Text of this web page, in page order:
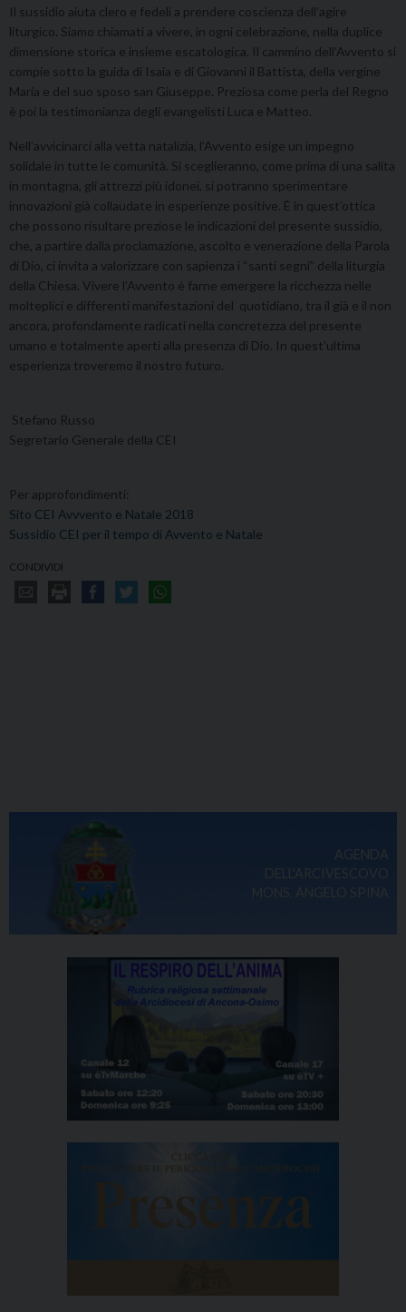
Il sussidio aiuta clero e fedeli a prendere coscienza dell’agire
liturgico. Siamo chiamati a vivere, in ogni celebrazione, nella duplice
dimensione storica e insieme escatologica. Il cammino dell’Avvento si
compie sotto la guida di Isaia e di Giovanni il Battista, della vergine
Maria e del suo sposo san Giuseppe. Preziosa come perla del Regno
è poi la testimonianza degli evangelisti Luca e Matteo.
Nell’avvicinarci alla vetta natalizia, l’Avvento esige un impegno
solidale in tutte le comunità. Si sceglieranno, come prima di una salita
in montagna, gli attrezzi più idonei, si potranno sperimentare
innovazioni già collaudate in esperienze positive. È in quest’ottica
che possono risultare preziose le indicazioni del presente sussidio,
che, a partire dalla proclamazione, ascolto e venerazione della Parola
di Dio, ci invita a valorizzare con sapienza i “santi segni” della liturgia
della Chiesa. Vivere l’Avvento è farne emergere la ricchezza nelle
molteplici e differenti manifestazioni del quotidiano, tra il già e il non
ancora, profondamente radicati nella concretezza del presente
umano e totalmente aperti alla presenza di Dio. In quest’ultima
esperienza troveremo il nostro futuro.
Stefano Russo
Segretario Generale della CEI
Per approfondimenti:
Sito CEI Avvvento e Natale 2018
Sussidio CEI per il tempo di Avvento e Natale
CONDIVIDI
AGENDA
DELL'ARCIVESCOVO
MONS. ANGELO SPINA